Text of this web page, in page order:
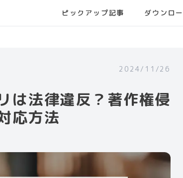
ピックアップ記事 ダウンロ
2024/11/26
は法律違反？​​著作権侵
応方法​